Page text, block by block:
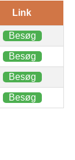
Link
Besøg
Besøg
Besøg
Besøg